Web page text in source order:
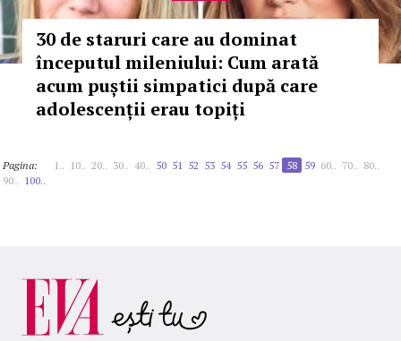
30 de staruri care au dominat
începutul mileniului: Cum arată
acum puștii simpatici după care
adolescenții erau topiți
Pagina: 1.. 10.. 20.. 30.. 40.. 50 51 52 53 54 55 56 57 58 59 60.. 70.. 80..
90.. 100..